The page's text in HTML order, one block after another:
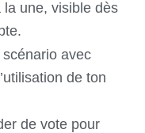
une, visible dès
avec
de ton
de vote pour